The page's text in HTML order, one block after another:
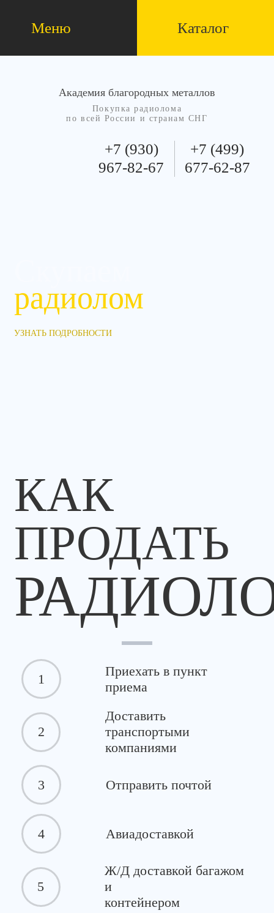
Меню Каталог
Академия благородных металлов
Покупка радиолома
по всей России и странам СНГ
+7 (930)
967-82-67
+7 (499)
677-62-87
радиолом
УЗНАТЬ ПОДРОБНОСТИ
КАК
ПРОДАТЬ
1
Приехать в пункт
приема
2
Доставить
транспортыми
компаниями
3 Отправить почтой
4 Авиадоставкой
5
Ж/Д доставкой багажом
и
контейнером